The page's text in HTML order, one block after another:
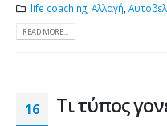
life coaching, Αλλαγή,
READ MORE...
16 Τι τύπος